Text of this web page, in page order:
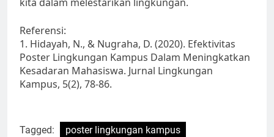
Referensi:
1. Hidayah, N., & Nugraha, D. (2020). Efektivitas
Poster Lingkungan Kampus Dalam Meningkatkan
Kesadaran Mahasiswa. Jurnal Lingkungan
Kampus, 5(2), 78-86.
Tagged: poster lingkungan kampus